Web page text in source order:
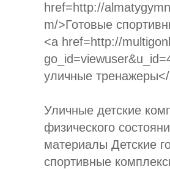
href=http://
m/>Готовые
<a href=http://
уличные
Уличные детские
физического
материалы Детские
спортивные